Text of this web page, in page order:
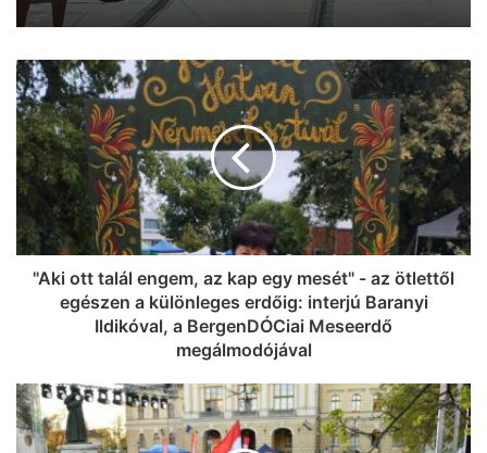
"Aki ott talál engem, az kap egy mesét" - az ötlettől
egészen a különleges erdőig: interjú Baranyi
Ildikóval, a BergenDÓCiai Meseerdő
megálmodójával